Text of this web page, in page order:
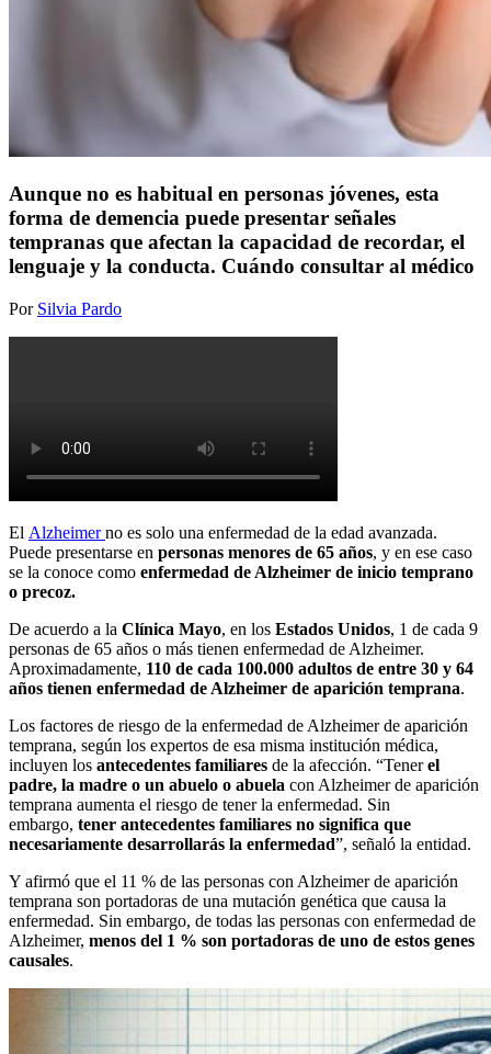
Aunque no es habitual en personas jóvenes, esta
forma de demencia puede presentar señales
tempranas que afectan la capacidad de recordar, el
lenguaje y la conducta. Cuándo consultar al médico
Por Silvia Pardo
El Alzheimerno es solo una enfermedad de la edad avanzada.
Puede presentarse en personas menores de 65 años, y en ese caso
se la conoce como enfermedad de Alzheimer de inicio temprano
o precoz.
De acuerdo a la Clínica Mayo, en los Estados Unidos, 1 de cada 9
personas de 65 años o más tienen enfermedad de Alzheimer.
Aproximadamente, 110 de cada 100.000 adultos de entre 30 y 64
años tienen enfermedad de Alzheimer de aparición temprana.
Los factores de riesgo de la enfermedad de Alzheimer de aparición
temprana, según los expertos de esa misma institución médica,
incluyen los antecedentes familiares de la afección. “Tenerel
padre, la madre o un abuelo o abuela con Alzheimer de aparición
temprana aumenta el riesgo de tener la enfermedad. Sin
embargo, tener antecedentes familiares no significa que
necesariamente desarrollarás la enfermedad”, señaló la entidad.
Y afirmó que el 11 % de las personas con Alzheimer de aparición
temprana son portadoras de una mutación genética que causa la
enfermedad. Sin embargo, de todas las personas con enfermedad de
Alzheimer, menos del 1 % son portadoras de uno de estos genes
causales.